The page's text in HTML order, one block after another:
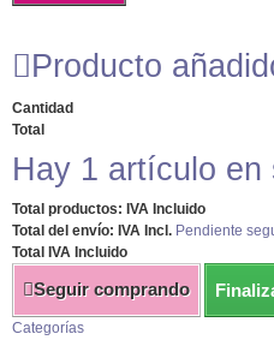
Producto
Cantidad
Total
Hay 1 artículo en
Total productos: IVA Incluido
Total del envío: IVA Incl. Pendiente
Total IVA Incluido
Seguir comprando
Categorías